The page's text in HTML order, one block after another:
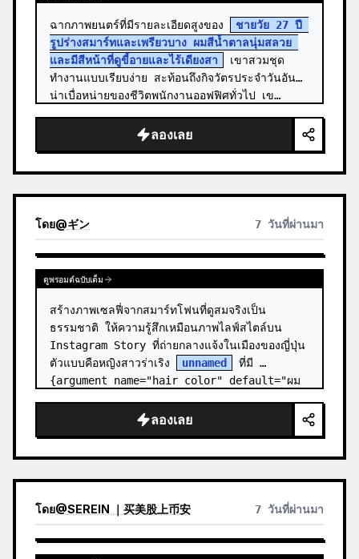
ฉากภาพยนตร์ที่มีรายละเอียดสูงของ
ชายวัย 27 ปี
รูปร่างสมาร์ทและเพรียวบาง ผมสีน้ำตาลนุ่มสลวย
และมีสีหน้าที่ดูขี้อายและไร้เดียงสา
เขาสวมชุด
ทำงานแบบเรียบง่าย สะท้อนถึงกิจวัตรประจำวันอัน
น่าเบื่อหน่ายของชีวิตพนักงานออฟฟิศทั่วไป เข…
ลองเลย
โดย@ギン 7 วันที่ผ่านมา
ดูพรอมต์ฉบับเต็ม
สร้างภาพเซลฟี่จากสมาร์ทโฟนที่ดูสมจริงเป็น
ธรรมชาติ ให้ความรู้สึกเหมือนภาพไลฟ์สไตล์บน
Instagram Story ที่ถ่ายกลางแจ้งในเมืองของญี่ปุ่น
ตัวแบบคือหญิงสาวร่าเริง
unnamed
ที่มี
{argument name="hair color" default="ผม
ลองเลย
โดย@SEREIN ｜买美股上币安 7 วันที่ผ่านมา